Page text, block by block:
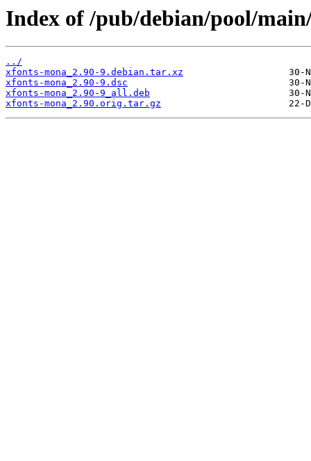
Index of /pub/debian/pool/
../
xfonts-mona_2.90-9.debian.tar.xz
xfonts-mona_2.90-9.dsc
xfonts-mona_2.90-9_all.deb
xfonts-mona_2.90.orig.tar.gz